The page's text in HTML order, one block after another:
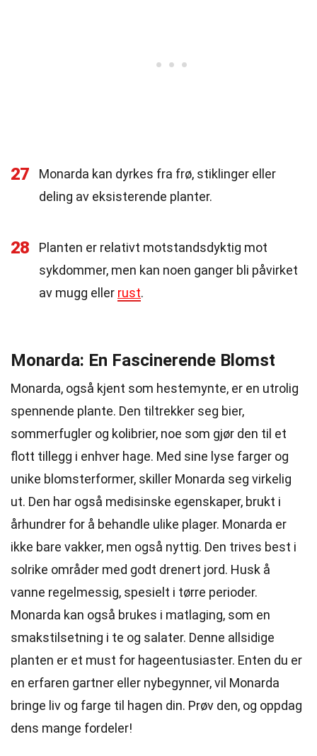
27
Monarda kan dyrkes fra frø, stiklinger eller
deling av eksisterende planter.
28
Planten er relativt motstandsdyktig mot
sykdommer, men kan noen ganger bli påvirket
av mugg eller rust.
Monarda: En Fascinerende Blomst
Monarda, også kjent som hestemynte, er en utrolig
spennende plante. Den tiltrekker seg bier,
sommerfugler og kolibrier, noe som gjør den til et
flott tillegg i enhver hage. Med sine lyse farger og
unike blomsterformer, skiller Monarda seg virkelig
ut. Den har også medisinske egenskaper, brukt i
århundrer for å behandle ulike plager. Monarda er
ikke bare vakker, men også nyttig. Den trives best i
solrike områder med godt drenert jord. Husk å
vanne regelmessig, spesielt i tørre perioder.
Monarda kan også brukes i matlaging, som en
smakstilsetning i te og salater. Denne allsidige
planten er et must for hageentusiaster. Enten du er
en erfaren gartner eller nybegynner, vil Monarda
bringe liv og farge til hagen din. Prøv den, og oppdag
dens mange fordeler!